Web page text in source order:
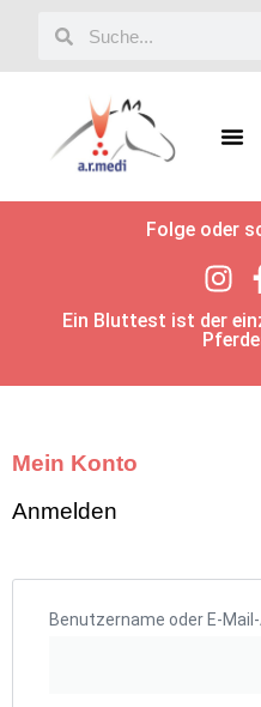
Folge oder
Ein Bluttest ist der
Mein Konto
Anmelden
Benutzername oder E-